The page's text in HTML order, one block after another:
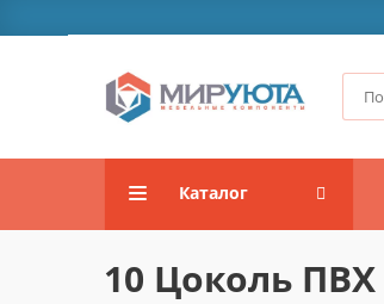
Каталог
10 Цоколь ПВХ